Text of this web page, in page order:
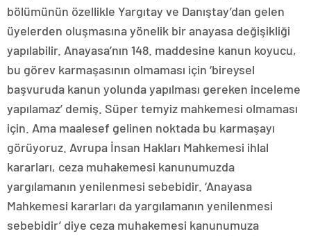
bölümünün özellikle Yargıtay ve Danıştay’dan gelen
üyelerden oluşmasına yönelik bir anayasa değişikliği
yapılabilir. Anayasa’nın 148. maddesine kanun koyucu,
bu görev karmaşasının olmaması için ‘bireysel
başvuruda kanun yolunda yapılması gereken inceleme
yapılamaz’ demiş. Süper temyiz mahkemesi olmaması
için. Ama maalesef gelinen noktada bu karmaşayı
görüyoruz. Avrupa İnsan Hakları Mahkemesi ihlal
kararları, ceza muhakemesi kanunumuzda
yargılamanın yenilenmesi sebebidir. ‘Anayasa
Mahkemesi kararları da yargılamanın yenilenmesi
sebebidir’ diye ceza muhakemesi kanunumuza